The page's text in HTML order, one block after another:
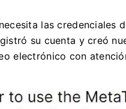
las credenciales
su cuenta y creó
electrónico con